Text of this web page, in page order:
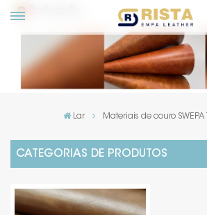
Lar Materiais de couro SWEPA
CATEGORIAS DE PRODUTOS